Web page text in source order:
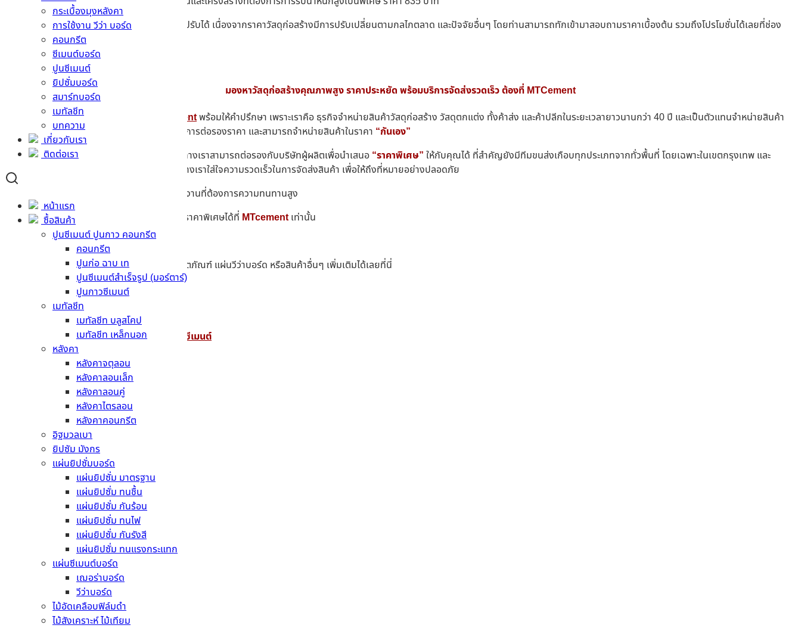
กระเบื้องมุงหลังคา
การใช้งาน วีว่า บอร์ด
คอนกรีต
ซีเมนต์บอร์ด
ปูนซีเมนต์
ยิปซั่มบอร์ด
สมาร์ทบอร์ด
เมทัลชีท
บทความ
เกี่ยวกับเรา
ติดต่อเรา
หน้าแรก
ซื้อสินค้า
ปูนซีเมนต์ ปูนกาว คอนกรีต
คอนกรีต
ปูนก่อ ฉาบ เท
ปูนซีเมนต์สำเร็จรูป (มอร์ตาร์)
ปูนกาวซีเมนต์
เมทัลชีท
เมทัลชีท บลูสโคป
เมทัลชีท เหล็กนอก
หลังคา
หลังคาจตุลอน
หลังคาลอนเล็ก
หลังคาลอนคู่
หลังคาไตรลอน
หลังคาคอนกรีต
อิฐมวลเบา
ยิปซัม มังกร
แผ่นยิปซั่มบอร์ด
แผ่นยิปซั่ม มาตรฐาน
แผ่นยิปซั่ม ทนชื้น
แผ่นยิปซั่ม กันร้อน
แผ่นยิปซั่ม ทนไฟ
แผ่นยิปซั่ม กันรังสี
แผ่นยิปซั่ม ทนแรงกระแทก
แผ่นซีเมนต์บอร์ด
เฌอร่าบอร์ด
วีว่าบอร์ด
ไม้อัดเคลือบฟิล์มดำ
ไม้สังเคราะห์ ไม้เทียม
หมายเหตุ– ราคานี้เป็นราคาเบื้องต้นที่อาจมีการปรับได้ เนื่องจากราคาวัสดุก่อสร้างมีการปรับเปลี่ยนตามกลไกตลาด และปัจจัยอื่นๆ โดยท่านสามารถทักเข้ามาสอบถามราคาเบื้องต้น รวมถึงโปรโมชั่นได้เลยที่ช่อง
ทางติดต่อของ MTCement
มองหาวัสดุก่อสร้างคุณภาพสูง ราคาประหยัด พร้อมบริการจัดส่งรวดเร็ว ต้องที่ MTCement
หากท่านใดที่ต้องการคำแนะนำเพิ่มเติม
MTcementพร้อมให้คำปรึกษา เพราะเราคือ ธุรกิจจำหน่ายสินค้าวัสดุก่อสร้าง วัสดุตกแต่ง ทั้งค้าส่ง และค้าปลีกในระยะเวลายาวนานกว่า 40 ปี และเป็นตัวแทนจำหน่ายสินค้า
จากผู้ผลิตชั้นนำหลายแห่ง จึงทำให้เรามีอำนาจในการต่อรองราคา และสามารถจำหน่ายสินค้าในราคา “กันเอง”
ถ้าลูกค้าท่านใดต้องการใช้สินค้าเป็นจำนวนมาก ทางเราสามารถต่อรองกับบริษัทผู้ผลิตเพื่อนำเสนอ “ราคาพิเศษ” ให้กับคุณได้ ที่สำคัญยังมีทีมขนส่งเกือบทุกประเภทจากทั่วพื้นที่ โดยเฉพาะในเขตกรุงเทพ และ
ปริมณฑล เพื่อให้ได้รับการบริการที่ทั่วถึง เพราะทางเราใส่ใจความรวดเร็วในการจัดส่งสินค้า เพื่อให้ถึงที่หมายอย่างปลอดภัย
เหมาะสำหรับงานที่ต้องการความทนทานสูง
สอบถามราคา กระเบื้องมุงหลังคา พร้อมหาซื้อในราคาพิเศษได้ที่ MTcementเท่านั้น
ติดต่อสอบถามข้อมูล และข้อสงสัยต่างๆ เรื่องผลิตภัณฑ์ แผ่นวีว่าบอร์ด หรือสินค้าอื่นๆ เพิ่มเติมได้เลยที่นี่
@mtcement
088 – 554 – 1555
02 – 328 – 0684
Facebook : คอนกรีตผสมเสร็จ โดย เมืองไทยซีเมนต์
E-mail : info@mtcement.com